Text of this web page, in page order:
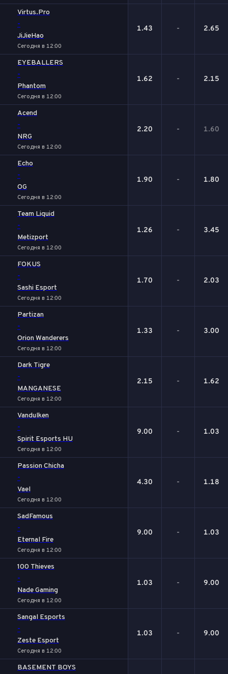
Virtus.Pro
-
JiJieHao
Сегодня в 12:00
1.43 - 2.65
EYEBALLERS
-
Phantom
Сегодня в 12:00
1.62 - 2.15
Acend
-
NRG
Сегодня в 12:00
2.20 - 1.60
Echo
-
OG
Сегодня в 12:00
1.90 - 1.80
Team Liquid
-
Metizport
Сегодня в 12:00
1.26 - 3.45
FOKUS
-
Sashi Esport
Сегодня в 12:00
1.70 - 2.03
Partizan
-
Orion Wanderers
Сегодня в 12:00
1.33 - 3.00
Dark Tigre
-
MANGANESE
Сегодня в 12:00
2.15 - 1.62
Vandulken
-
Spirit Esports HU
Сегодня в 12:00
9.00 - 1.03
Passion Chicha
-
Vael
Сегодня в 12:00
4.30 - 1.18
SadFamous
-
Eternal Fire
Сегодня в 12:00
9.00 - 1.03
100 Thieves
-
Nade Gaming
Сегодня в 12:00
1.03 - 9.00
Sangal Esports
-
Zeste Esport
Сегодня в 12:00
1.03 - 9.00
BASEMENT BOYS